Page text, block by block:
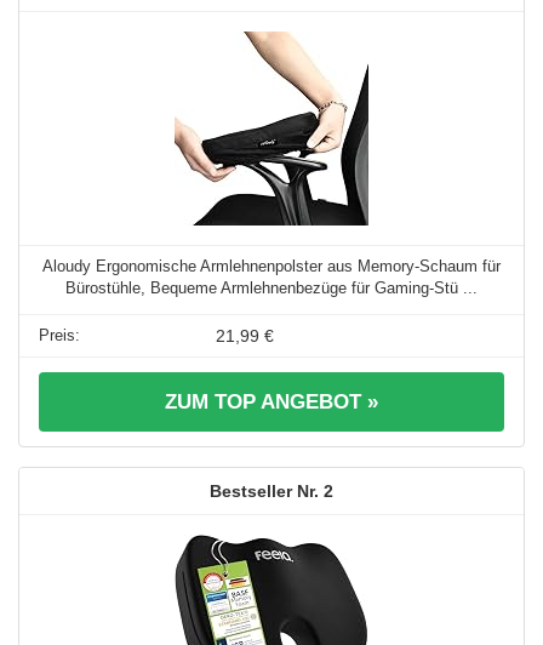
Aloudy Ergonomische Armlehnenpolster aus Memory-Schaum für
Bürostühle, Bequeme Armlehnenbezüge für Gaming-Stü ...
21,99 €
ZUM TOP ANGEBOT »
2